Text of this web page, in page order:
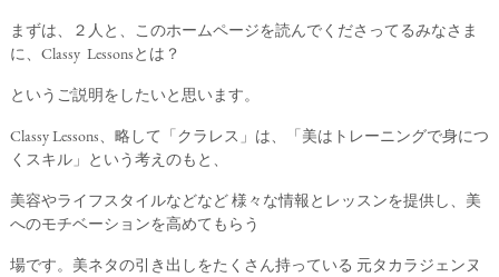
まずは、２人と、このホームページを読んでくださってるみなさま
に、Classy Lessonsとは？
というご説明をしたいと思います。
Classy Lessons、略して「クラレス」は、「美はトレーニングで身につ
くスキル」という考えのもと、
美容やライフスタイルなどなど 様々な情報とレッスンを提供し、美
へのモチベーションを高めてもらう
場です。美ネタの引き出しをたくさん持っている 元タカラジェンヌ